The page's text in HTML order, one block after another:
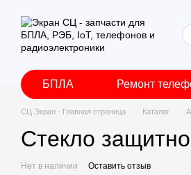
БПЛА Ремонт
СЦ Экран - Главная страница Каталог
Стекло
Нет в наличии Оставить отзыв